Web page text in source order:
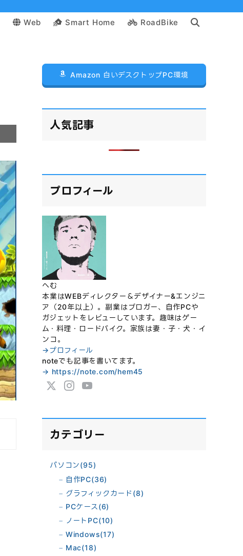
Web Smart Home RoadBike
Amazon 白いデスクトップPC環境
人気記事
プロフィール
へむ
本業はWEBディレクター＆デザイナー&エンジニ
ア（20年以上）。副業はブロガー、自作PCや
ガジェットをレビューしています。趣味はゲー
ム・料理・ロードバイク。家族は妻・子・犬・イ
ンコ。
→プロフィール
noteでも記事を書いてます。
→ https://note.com/hem45
カテゴリー
パソコン(95)
自作PC(36)
グラフィックカード (8)
PCケース(6)
ノートPC(10)
Windows(17)
Mac(18)